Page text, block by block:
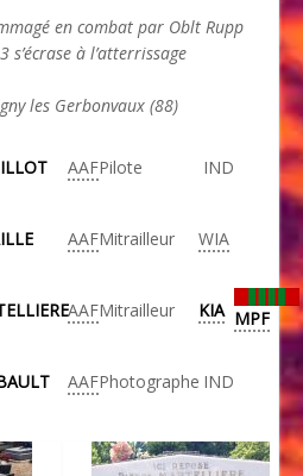
en combat par Oblt Rupp
s’écrase à l’atterrissage
les Gerbonvaux (88)
AAFPilote IND
AAFMitrailleur WIA
AAFMitrailleur KIA MPF
AAFPhotographe IND